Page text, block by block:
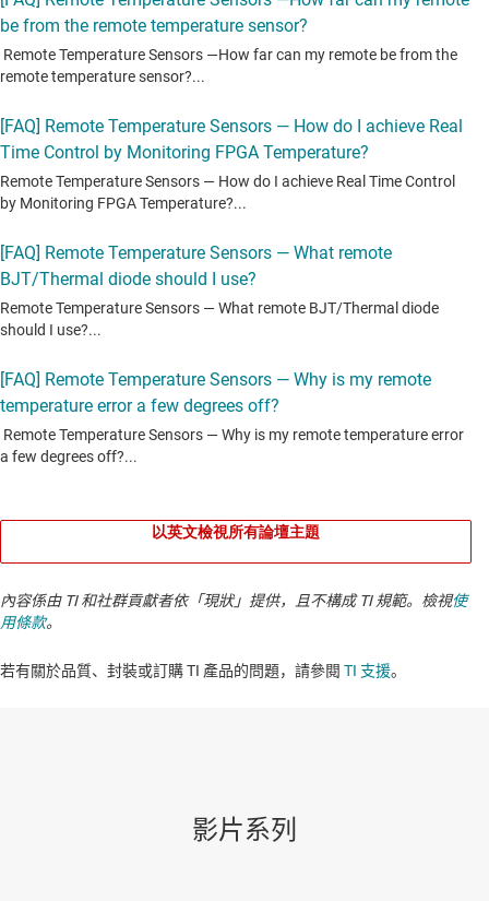
以英文檢視所有論壇主題
內容係由 TI 和社群貢獻者依「現狀」提供，且不構成 TI 規範。檢視使
用條款。
若有關於品質、封裝或訂購 TI 產品的問題，請參閱 TI 支援。​​​​​​​​​​​​​​
影片系列